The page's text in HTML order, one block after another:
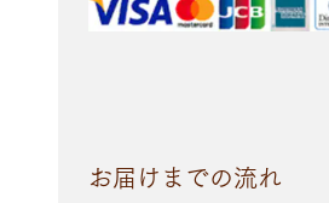
お届けまでの流れ